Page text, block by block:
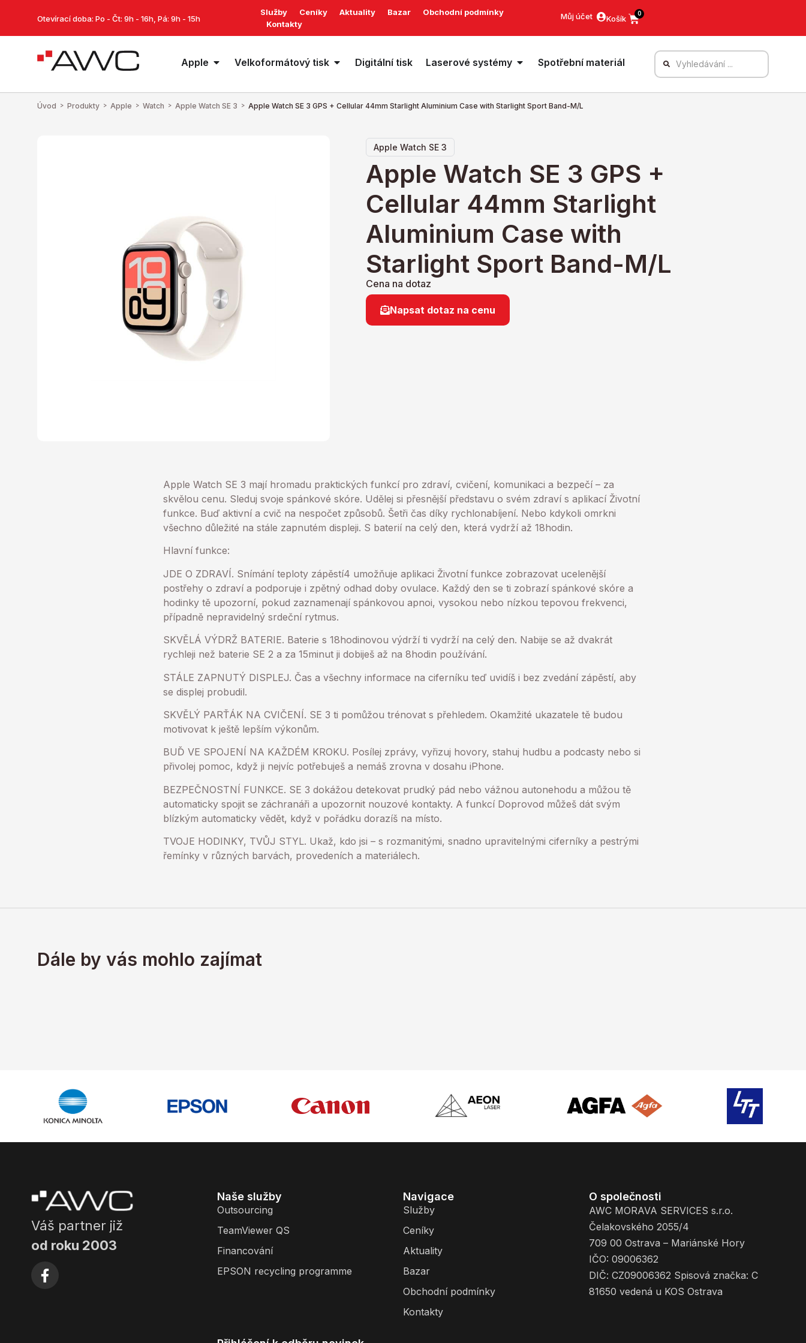
Otevírací doba: Po - Čt: 9h - 16h, Pá: 9h - 15h
Služby Ceníky Aktuality Bazar
Obchodní podmínky
Kontakty
Můj účet 0
Apple Velkoformátový tisk Digitální tisk Laserové systémy Spotřební materiál
Úvod > Produkty > Apple > Watch > Apple Watch SE 3 > Apple Watch SE 3 GPS + Cellular 44mm Starlight Aluminium Case with Starlight Sport Band-M/L
Apple Watch SE 3
Apple Watch SE 3 GPS +
Cellular 44mm Starlight
Aluminium Case with
Starlight Sport Band-M/L
Cena na dotaz
Napsat dotaz na cenu
Apple Watch SE 3 mají hromadu praktických funkcí pro zdraví, cvičení, komunikaci a bezpečí – za
skvělou cenu. Sleduj svoje spánkové skóre. Udělej si přesnější představu o svém zdraví s aplikací Životní
funkce. Buď aktivní a cvič na nespočet způsobů. Šetři čas díky rychlonabíjení. Nebo kdykoli omrkni
všechno důležité na stále zapnutém displeji. S baterií na celý den, která vydrží až 18hodin.
Hlavní funkce:
JDE O ZDRAVÍ. Snímání teploty zápěstí4 umožňuje aplikaci Životní funkce zobrazovat ucelenější
postřehy o zdraví a podporuje i zpětný odhad doby ovulace. Každý den se ti zobrazí spánkové skóre a
hodinky tě upozorní, pokud zaznamenají spánkovou apnoi, vysokou nebo nízkou tepovou frekvenci,
případně nepravidelný srdeční rytmus.
SKVĚLÁ VÝDRŽ BATERIE. Baterie s 18hodinovou výdrží ti vydrží na celý den. Nabije se až dvakrát
rychleji než baterie SE 2 a za 15minut ji dobiješ až na 8hodin používání.
STÁLE ZAPNUTÝ DISPLEJ. Čas a všechny informace na ciferníku teď uvidíš i bez zvedání zápěstí, aby
se displej probudil.
SKVĚLÝ PARŤÁK NA CVIČENÍ. SE 3 ti pomůžou trénovat s přehledem. Okamžité ukazatele tě budou
motivovat k ještě lepším výkonům.
BUĎ VE SPOJENÍ NA KAŽDÉM KROKU. Posílej zprávy, vyřizuj hovory, stahuj hudbu a podcasty nebo si
přivolej pomoc, když ji nejvíc potřebuješ a nemáš zrovna v dosahu iPhone.
BEZPEČNOSTNÍ FUNKCE. SE 3 dokážou detekovat prudký pád nebo vážnou autonehodu a můžou tě
automaticky spojit se záchranáři a upozornit nouzové kontakty. A funkcí Doprovod můžeš dát svým
blízkým automaticky vědět, když v pořádku dorazíš na místo.
TVOJE HODINKY, TVŮJ STYL. Ukaž, kdo jsi – s rozmanitými, snadno upravitelnými ciferníky a pestrými
řemínky v různých barvách, provedeních a materiálech.
Dále by vás mohlo zajímat
Váš partner již
od roku 2003
Naše služby
Outsourcing
TeamViewer QS
Financování
EPSON recycling programme
Navigace
Služby
Ceníky
Aktuality
Bazar
Obchodní podmínky
Kontakty
O společnosti
AWC MORAVA SERVICES s.r.o.
Čelakovského 2055/4
709 00 Ostrava – Mariánské Hory
IČO: 09006362
DIČ: CZ09006362 Spisová značka: C
81650 vedená u KOS Ostrava